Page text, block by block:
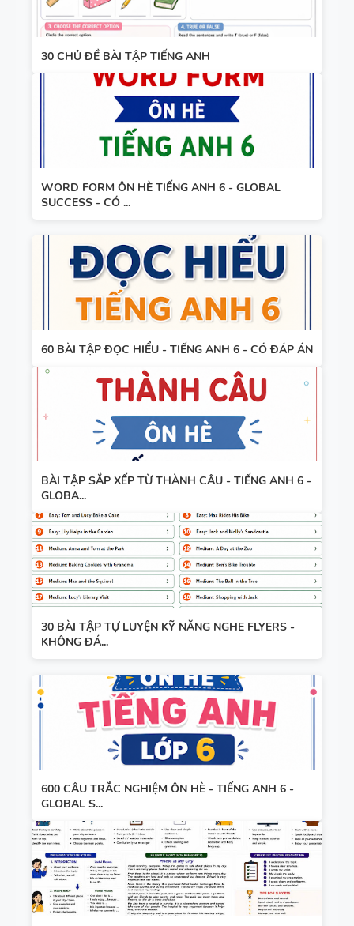
30 CHỦ ĐỀ BÀI TẬP TIẾNG ANH
WORD FORM ÔN HÈ TIẾNG ANH 6 - GLOBAL
SUCCESS - CÓ ...
60 BÀI TẬP ĐỌC HIỂU - TIẾNG ANH 6 - CÓ ĐÁP ÁN
BÀI TẬP SẮP XẾP TỪ THÀNH CÂU - TIẾNG ANH 6 -
GLOBA...
30 BÀI TẬP TỰ LUYỆN KỸ NĂNG NGHE FLYERS -
KHÔNG ĐÁ...
600 CÂU TRẮC NGHIỆM ÔN HÈ - TIẾNG ANH 6 -
GLOBAL S...